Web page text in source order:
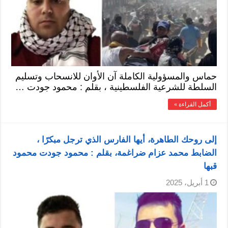
حماس والمسؤولية الكاملة آن الأوان للانسحاب وتسليم
السلطة للشرعية الفلسطينية ، بقلم : محمود جودت …
أكمل القراءة »
إلى روحك الطاهرة، أيها الفارس الذي ترجل مبكرًا ،
الضابط محمد عزام ضراغمة، بقلم : محمود جودت محمود
قبها
1 أبريل، 2025